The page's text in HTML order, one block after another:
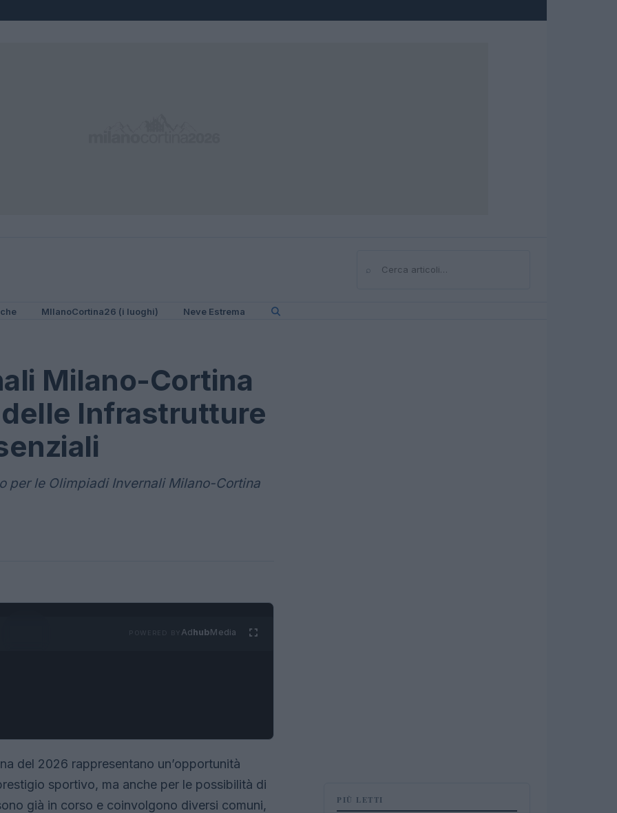
⌕Cerca
MIlanoCortina26 (i luoghi) Neve Estrema
Milano-Cortina
Infrastrutture
per le Olimpiadi Invernali Milano-Cortina
AdhubMedia
del 2026 rappresentano un’opportunità
sportivo, ma anche per le possibilità di
già in corso e coinvolgono diversi comuni,
PIÙ LETTI